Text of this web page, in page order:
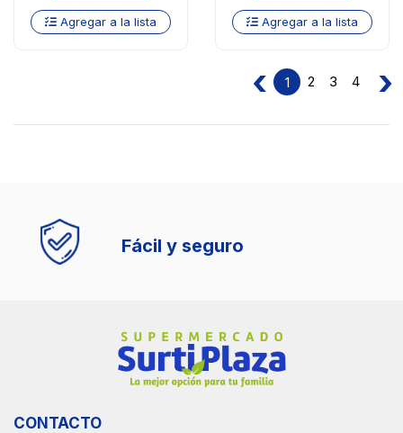
Agregar a la lista Agregar a la lista
‹ 1 2 3 4 ›
Fácil y seguro
CONTACTO